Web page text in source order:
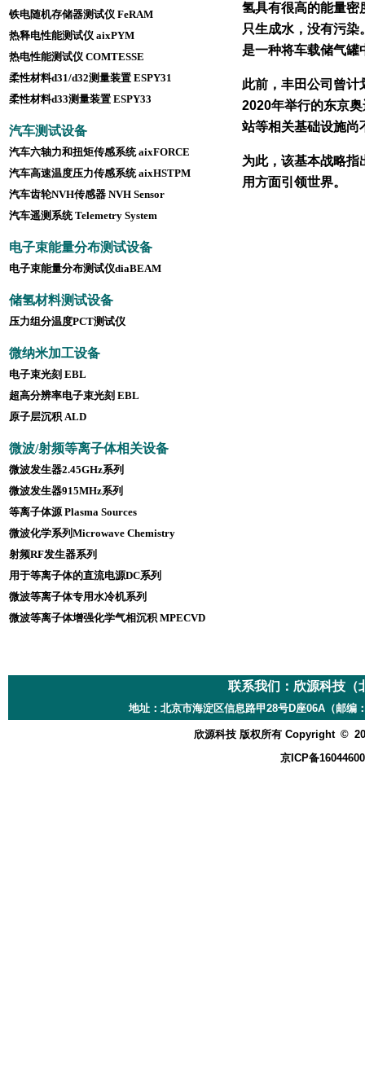
铁电随机存储器测试仪 FeRAM
热释电性能测试仪 aixPYM
热电性能测试仪 COMTESSE
柔性材料d31/d32测量装置 ESPY31
柔性材料d33测量装置 ESPY33
汽车测试设备
汽车六轴力和扭矩传感系统 aixFORCE
汽车高速温度压力传感系统 aixHSTPM
汽车齿轮NVH传感器 NVH Sensor
汽车遥测系统 Telemetry System
电子束能量分布测试设备
电子束能量分布测试仪diaBEAM
储氢材料测试设备
压力组分温度PCT测试仪
微纳米加工设备
电子束光刻 EBL
超高分辨率电子束光刻 EBL
原子层沉积 ALD
微波/射频等离子体相关设备
微波发生器2.45GHz系列
微波发生器915MHz系列
等离子体源 Plasma Sources
微波化学系列Microwave Chemistry
射频RF发生器系列
用于等离子体的直流电源DC系列
微波等离子体专用水冷机系列
微波等离子体增强化学气相沉积 MPECVD
氢具有很高的能量密
只生成水，没有污
是一种将车载储气罐
此前，丰田公司曾计
2020年举行的东京
站等相关基础设施尚
为此，该基本战略指
用方面引领世界。
联系我们： 欣源科技（
地址：北京市海淀区信息路甲28号D座06A（邮
欣源科技 版权所有 Copyright ©
京ICP备